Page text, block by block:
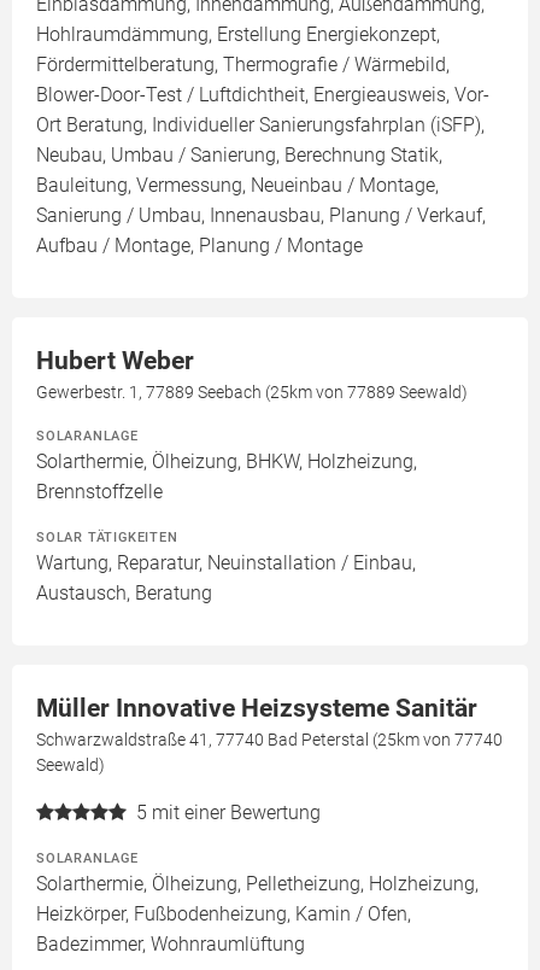
Hohlraumdämmung, Erstellung Energiekonzept,
Fördermittelberatung, Thermografie / Wärmebild,
Blower-Door-Test / Luftdichtheit, Energieausweis, Vor-
Ort Beratung, Individueller Sanierungsfahrplan (iSFP),
Neubau, Umbau / Sanierung, Berechnung Statik,
Bauleitung, Vermessung, Neueinbau / Montage,
Sanierung / Umbau, Innenausbau, Planung / Verkauf,
Aufbau / Montage, Planung / Montage
Hubert Weber
Gewerbestr. 1, 77889 Seebach (25km von 77889 Seewald)
SOLARANLAGE
Solarthermie, Ölheizung, BHKW, Holzheizung,
Brennstoffzelle
SOLAR TÄTIGKEITEN
Wartung, Reparatur, Neuinstallation / Einbau,
Austausch, Beratung
Müller Innovative Heizsysteme Sanitär
Schwarzwaldstraße 41, 77740 Bad Peterstal (25km von 77740
Seewald)
5 mit einer Bewertung
SOLARANLAGE
Solarthermie, Ölheizung, Pelletheizung, Holzheizung,
Heizkörper, Fußbodenheizung, Kamin / Ofen,
Badezimmer, Wohnraumlüftung